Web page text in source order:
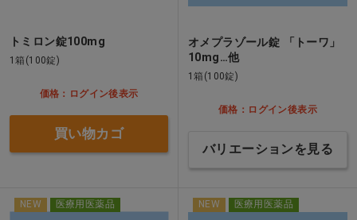
トミロン錠100mg
1箱(100錠)
価格：ログイン後表示
買い物カゴ
オメプラゾール錠 「トーワ」
10mg…他
1箱(100錠)
価格：ログイン後表示
バリエーションを見る
NEW 医療用医薬品 NEW 医療用医薬品